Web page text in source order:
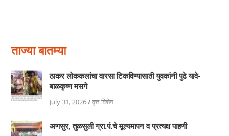
ताज्या बातम्या
ठाकर लोककलांचा वारसा टिकविण्यासाठी युवकांनी पुढे यावे-
बाळकृष्ण मसगे
July 31, 2026/वृत्त विशेष
अणसुर, तुळसुली ग्रा.पं.चे मूल्यमापन व प्रत्यक्ष पाहणी